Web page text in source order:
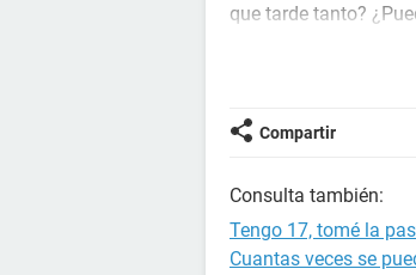
que tarde tanto?
Compartir
Consulta también:
Tengo 17, tomé la
Cuantas veces se